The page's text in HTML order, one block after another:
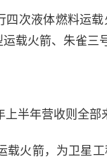
次液体燃料运
载火箭、朱雀三
半年营收则全部
载火箭，为卫星